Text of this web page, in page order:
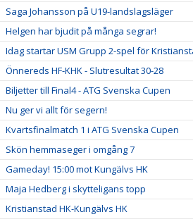
Saga Johansson på U19-landslagsläger
Helgen har bjudit på många segrar!
Idag startar USM Grupp 2-spel för
Önnereds HF-KHK - Slutresultat 30-28
Biljetter till Final4 - ATG Svenska Cupen
Nu ger vi allt för segern!
Kvartsfinalmatch 1 i ATG Svenska Cupen
Skön hemmaseger i omgång 7
Gameday! 15:00 mot Kungälvs HK
Maja Hedberg i skytteligans topp
Kristianstad HK-Kungälvs HK